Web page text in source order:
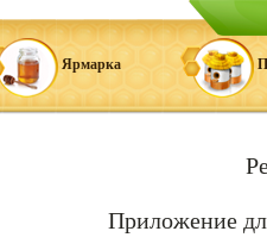
Ярмарка
Приложение